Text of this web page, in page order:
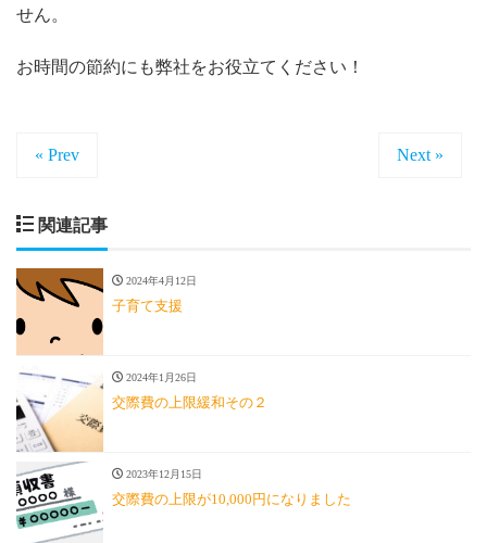
せん。
お時間の節約にも弊社をお役立てください！
« Prev Next »
関連記事
2024年4月12日
子育て支援
2024年1月26日
交際費の上限緩和その２
2023年12月15日
交際費の上限が10,000円になりました